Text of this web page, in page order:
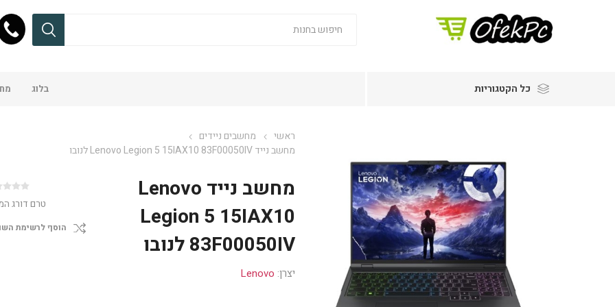
כל הקטגוריות בלוג
ראשי
מחשבים ניידים
מחשב נייד Lenovo Legion 5 15IAX10 83F00050IV לנובו
מחשב נייד Lenovo
Legion 5 15IAX10
83F00050IV לנובו
יצרן: Lenovo
טרם דורג
הוסף לרשימת